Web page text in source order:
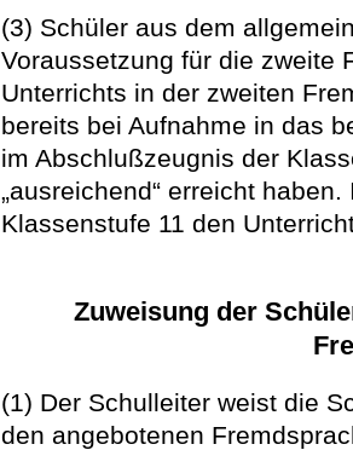
(3) Schüler aus dem
Voraussetzung für die zweite
Unterrichts in der zweiten
bereits bei Aufnahme in das
im Abschlußzeugnis der
„ausreichend“ erreicht
Klassenstufe 11 den
Zuweisung der
(1) Der Schulleiter weist die
den angebotenen